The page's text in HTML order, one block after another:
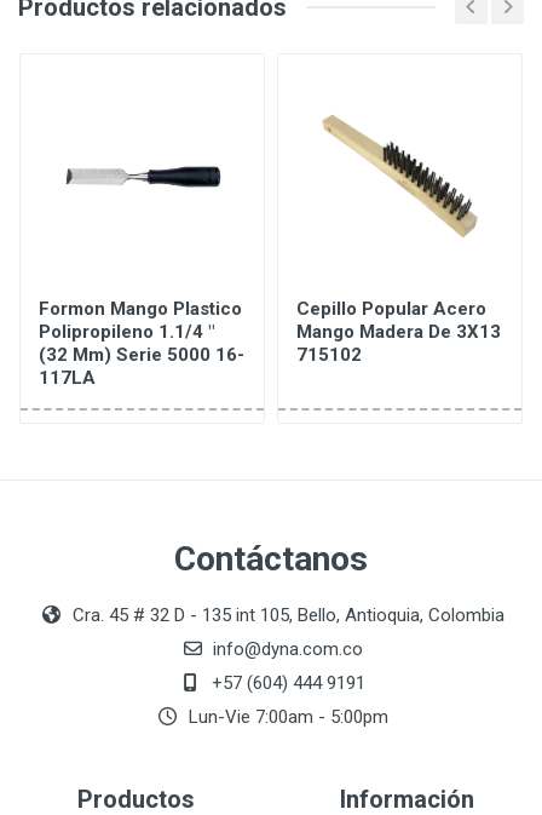
Productos relacionados
Formon Mango Plastico
Polipropileno 1.1/4 "
(32 Mm) Serie 5000 16-
117LA
Cepillo Popular Acero
Mango Madera De 3X13
715102
Contáctanos
Cra. 45 # 32 D - 135 int 105, Bello, Antioquia, Colombia
info@dyna.com.co
+57 (604) 444 9191
Lun-Vie 7:00am - 5:00pm
Productos Información